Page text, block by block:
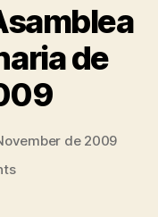
de
de 2009
on